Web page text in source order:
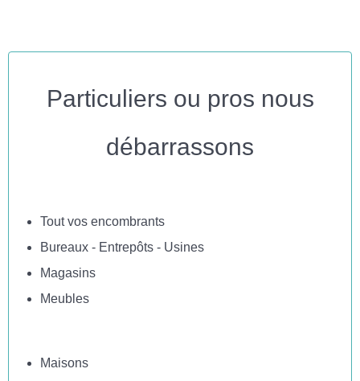
Particuliers ou pros nous
débarrassons
Tout vos encombrants
Bureaux - Entrepôts - Usines
Magasins
Meubles
Maisons